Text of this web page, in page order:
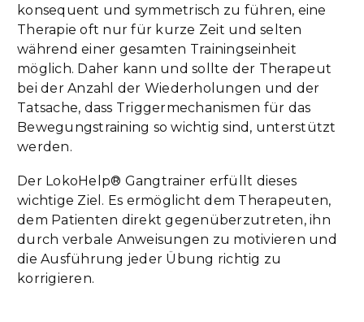
konsequent und symmetrisch zu führen, eine
Therapie oft nur für kurze Zeit und selten
während einer gesamten Trainingseinheit
möglich. Daher kann und sollte der Therapeut
bei der Anzahl der Wiederholungen und der
Tatsache, dass Triggermechanismen für das
Bewegungstraining so wichtig sind, unterstützt
werden.
Der LokoHelp® Gangtrainer erfüllt dieses
wichtige Ziel. Es ermöglicht dem Therapeuten,
dem Patienten direkt gegenüberzutreten, ihn
durch verbale Anweisungen zu motivieren und
die Ausführung jeder Übung richtig zu
korrigieren.